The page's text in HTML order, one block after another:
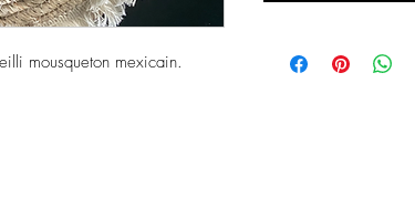
mousqueton mexicain.